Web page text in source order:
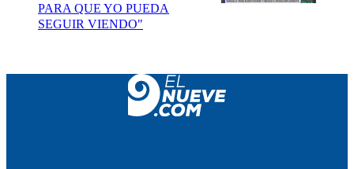
PARA QUE YO PUEDA
SEGUIR VIENDO"